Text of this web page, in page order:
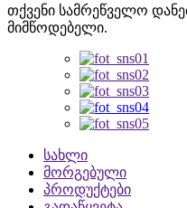
თქვენი სამრეწველო
მიმწოდებელი.
სახლი
მორგებული
პროდუქტები